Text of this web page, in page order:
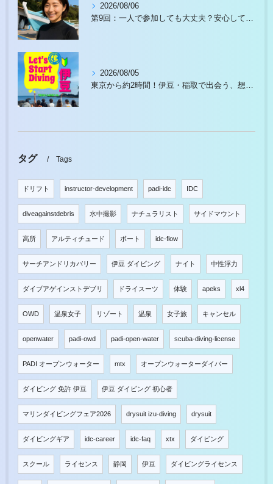
2026/08/06
2026/08/05
タグ Tags
ドリフト instructor-development padi-idc IDC
diveagainstdebris 水中撮影 ナチュラリスト サイドマウント
高所 アルティチュード ボート idc-flow
サーチアンドリカバリー 伊豆 ダイビング ナイト 中性浮力
ダイブアゲインストデブリ ドライスーツ 体験 apeks xl4
OWD 温泉女子 リゾート 温泉 女子旅 キャンセル
openwater padi-owd padi-open-water scuba-diving-license
PADI オープンウォーター mtx オープンウォーターダイバー
ダイビング 免許 伊豆 伊豆 ダイビング 初心者
マリンダイビングフェア2026 drysuit izu-diving drysuit
ダイビングギア idc-career idc-faq xtx ダイビング
スクール ライセンス 静岡 伊豆 ダイビングライセンス